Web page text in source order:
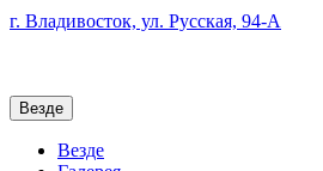
г. Владивосток, ул. Русская, 94-А
Везде
Везде